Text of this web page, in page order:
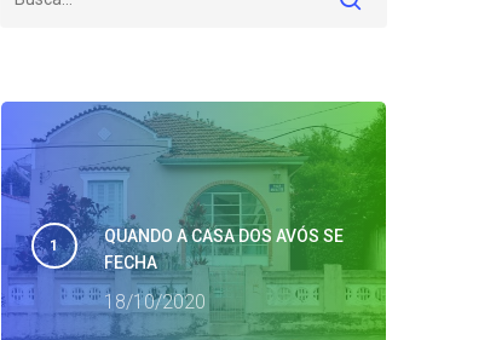
QUANDO A CASA DOS AVÓS SE
FECHA
18/10/2020